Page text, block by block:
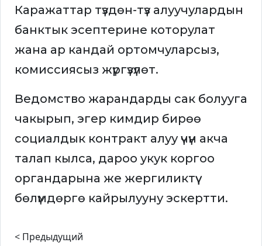
Каражаттар түздөн-түз алуучулардын
банктык эсептерине которулат
жана ар кандай ортомчуларсыз,
комиссиясыз жүргүзүлөт.
Ведомство жарандарды сак болууга
чакырып, эгер кимдир бирөө
социалдык контракт алуу үчүн акча
талап кылса, дароо укук коргоо
органдарына же жергиликтүү
бөлүмдөргө кайрылууну эскертти.
< Предыдущий